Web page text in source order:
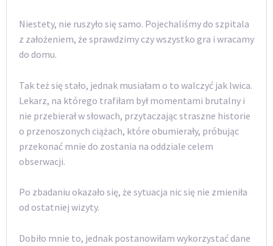
Niestety, nie ruszyło się samo. Pojechaliśmy do szpitala
z założeniem, że sprawdzimy czy wszystko gra i wracamy
do domu.
Tak też się stało, jednak musiałam o to walczyć jak lwica.
Lekarz, na którego trafiłam był momentami brutalny i
nie przebierał w słowach, przytaczając straszne historie
o przenoszonych ciążach, które obumierały, próbując
przekonać mnie do zostania na oddziale celem
obserwacji.
Po zbadaniu okazało się, że sytuacja nic się nie zmieniła
od ostatniej wizyty.
Dobiło mnie to, jednak postanowiłam wykorzystać dane